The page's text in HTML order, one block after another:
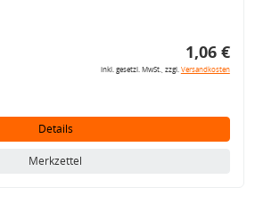
1,06 €
inkl. gesetzl. MwSt., zzgl.Versandkosten
Details
Merkzettel